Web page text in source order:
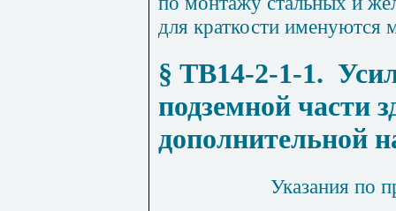
для краткости именуются
§ ТВ14-2-1-1.
подземной части
дополнительной
Указания по